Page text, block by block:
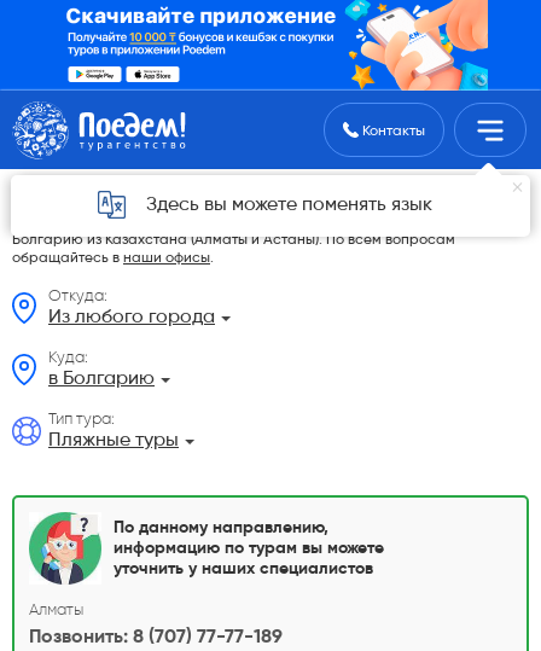
Поиск туровКонтакты
Здесь вы можете поменять язык
Пляжные туры из Казахстана
На данной странице мы разместили самые выгодные Пляжные туры в
Болгарию из Казахстана (Алматы и Астаны). По всем вопросам
обращайтесь в наши офисы.
Откуда:
Из любого города
Куда:
в Болгарию
Тип тура:
Пляжные туры
По данному направлению,
информацию по турам вы можете
уточнить у наших специалистов
Алматы
Позвонить: 8 (707) 77-77-189